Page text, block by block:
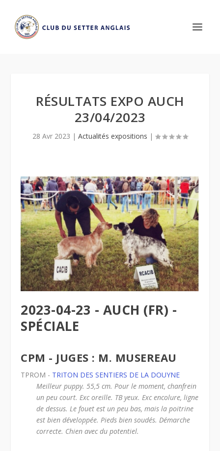
RÉSULTATS EXPO AUCH
23/04/2023
28 Avr 2023 | Actualités expositions |
2023-04-23 - AUCH (FR) -
SPÉCIALE
CPM - JUGES : M. MUSEREAU
TPROM - TRITON DES SENTIERS DE LA DOUYNE
Meilleur puppy. 55,5 cm. Pour le moment, chanfrein
un peu court. Exc oreille. TB yeux. Exc encolure, ligne
de dessus. Le fouet est un peu bas, mais la poitrine
est bien développée. Pieds bien soudés. Démarche
correcte. Chien avec du potentiel.